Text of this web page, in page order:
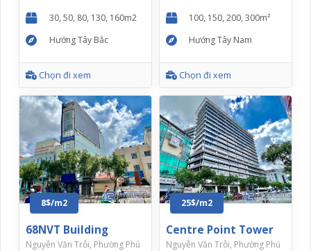
30, 50, 80, 130, 160m2
Hướng Tây Bắc
Chọn đi xem
100, 150, 200, 300m²
Hướng Tây Nam
Chọn đi xem
8$/m2
68NVT Building
Nguyễn Văn Trỗi, Phường Phú
25$/m2
Centre Point Tower
Nguyễn Văn Trỗi, Phường Phú